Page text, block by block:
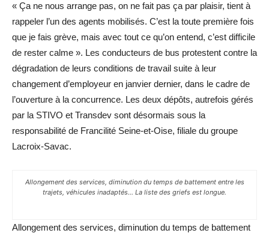
« Ça ne nous arrange pas, on ne fait pas ça par plaisir, tient à
rappeler l’un des agents mobilisés. C’est la toute première fois
que je fais grève, mais avec tout ce qu’on entend, c’est difficile
de rester calme ». Les conducteurs de bus protestent contre la
dégradation de leurs conditions de travail suite à leur
changement d’employeur en janvier dernier, dans le cadre de
l’ouverture à la concurrence. Les deux dépôts, autrefois gérés
par la STIVO et Transdev sont désormais sous la
responsabilité de Francilité Seine-et-Oise, filiale du groupe
Lacroix-Savac.
Allongement des services, diminution du temps de battement entre les
trajets, véhicules inadaptés… La liste des griefs est longue.
Allongement des services, diminution du temps de battement